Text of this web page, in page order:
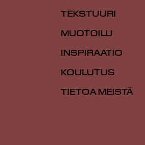
TEKSTUURI
MUOTOILU
INSPIRAATIO
KOULUTUS
TIETOA MEISTÄ